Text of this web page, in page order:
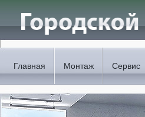
Главная Монтаж Сервис